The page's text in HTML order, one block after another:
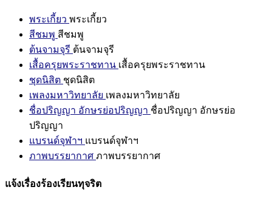
พระเกี้ยว พระเกี้ยว
สีชมพู สีชมพู
ต้นจามจุรี ต้นจามจุรี
เสื้อครุยพระราชทาน เสื้อครุยพระราชทาน
ชุดนิสิต ชุดนิสิต
เพลงมหาวิทยาลัย เพลงมหาวิทยาลัย
ชื่อปริญญา อักษรย่อปริญญา ชื่อปริญญา อักษรย่อ
ปริญญา
แบรนด์จุฬาฯ แบรนด์จุฬาฯ
ภาพบรรยากาศ ภาพบรรยากาศ
แจ้งเรื่องร้องเรียนทุจริต